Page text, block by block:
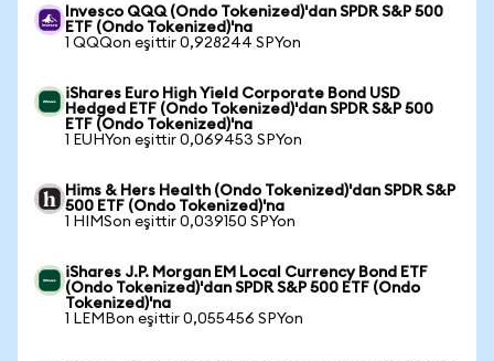
Invesco QQQ (Ondo Tokenized)'dan SPDR S&P 500
ETF (Ondo Tokenized)'na
1 QQQon eşittir 0,928244 SPYon
iShares Euro High Yield Corporate Bond USD
Hedged ETF (Ondo Tokenized)'dan SPDR S&P 500
ETF (Ondo Tokenized)'na
1 EUHYon eşittir 0,069453 SPYon
Hims & Hers Health (Ondo Tokenized)'dan SPDR S&P
500 ETF (Ondo Tokenized)'na
1 HIMSon eşittir 0,039150 SPYon
iShares J.P. Morgan EM Local Currency Bond ETF
(Ondo Tokenized)'dan SPDR S&P 500 ETF (Ondo
Tokenized)'na
1 LEMBon eşittir 0,055456 SPYon